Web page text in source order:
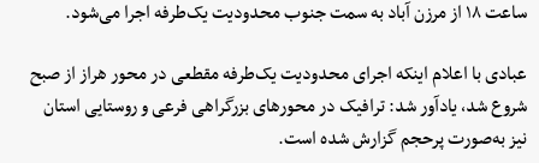
ساعت ۱۸ از مرزن آباد به سمت جنوب محدودیت یک‌طرفه اجرا می‌شود.
عبادی با اعلام اینکه اجرای محدودیت یک‌طرفه مقطعی در محور هراز از صبح
شروع شد، یادآور شد: ترافیک در محورهای بزرگراهی فرعی و روستایی استان
نیز به‌صورت پرحجم گزارش شده است.